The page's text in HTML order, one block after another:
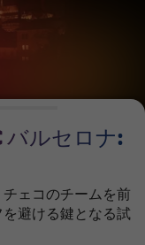
バルセロナ:
ェコのチームを前
避ける鍵となる試